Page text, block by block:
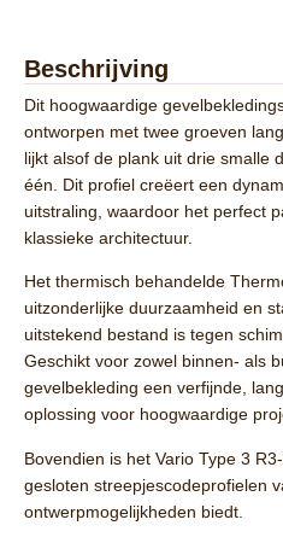
Beschrijving
Dit hoogwaardige
ontworpen met twee groeven
lijkt alsof de plank uit drie smalle
één. Dit profiel creëert een
uitstraling , waardoor het perfect
klassieke architectuur.
Het thermisch behandelde
uitzonderlijke duurzaamheid en
uitstekend bestand is tegen
Geschikt voor zowel binnen- als
gevelbekleding een verfijnde,
oplossing voor hoogwaardige
Bovendien is het Vario Type 3
gesloten streepjescodeprofielen
ontwerpmogelijkheden biedt.